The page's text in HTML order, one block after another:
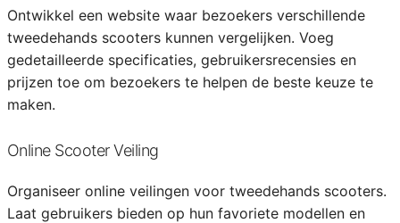
Ontwikkel een website waar bezoekers verschillende
tweedehands scooters kunnen vergelijken. Voeg
gedetailleerde specificaties, gebruikersrecensies en
prijzen toe om bezoekers te helpen de beste keuze te
maken.
Online Scooter Veiling
Organiseer online veilingen voor tweedehands scooters.
Laat gebruikers bieden op hun favoriete modellen en